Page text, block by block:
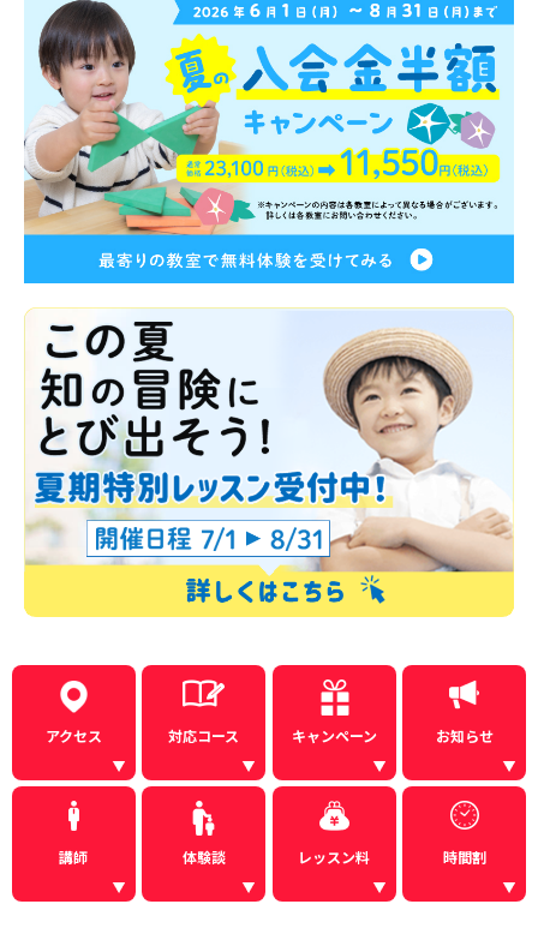
アクセス 対応コース キャンペーン お知らせ
講師 体験談 レッスン料 時間割